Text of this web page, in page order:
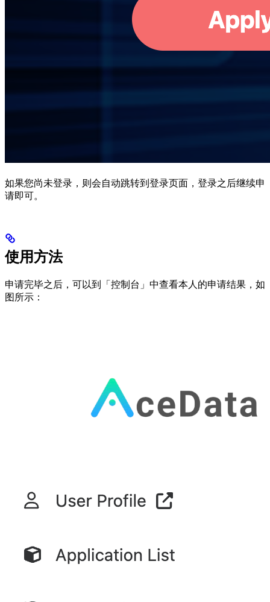
如果您尚未登录，则会自动跳转到登录页面，登录之后继续申
请即可。
使用方法
申请完毕之后，可以到「控制台」中查看本人的申请结果，如
图所示：